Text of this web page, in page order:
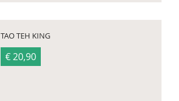
TAO TEH KING
€ 20,90